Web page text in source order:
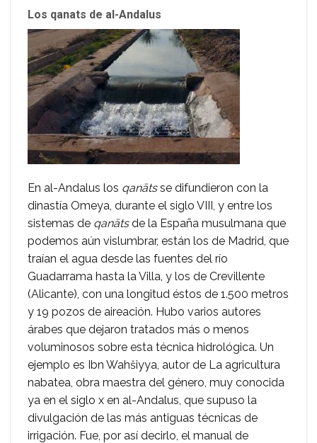
Los qanats de al-Andalus
En al-Andalus los qanātsse difundieron con la
dinastía Omeya, durante el siglo VIII, y entre los
sistemas de qanātsde la España musulmana que
podemos aún vislumbrar, están los de Madrid, que
traían el agua desde las fuentes del río
Guadarrama hasta la Villa, y los de Crevillente
(Alicante), con una longitud éstos de 1.500 metros
y 19 pozos de aireación. Hubo varios autores
árabes que dejaron tratados más o menos
voluminosos sobre esta técnica hidrológica. Un
ejemplo es Ibn Wahšiyya, autor de La agricultura
nabatea, obra maestra del género, muy conocida
ya en el siglo x en al-Andalus, que supuso la
divulgación de las más antiguas técnicas de
irrigación. Fue, por así decirlo, el manual de